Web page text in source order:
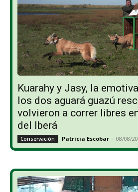
Kuarahy y Jasy, la
los dos aguará guazú
volvieron a correr libres
del Iberá
Conservación Patricia Escobar - 08/08/